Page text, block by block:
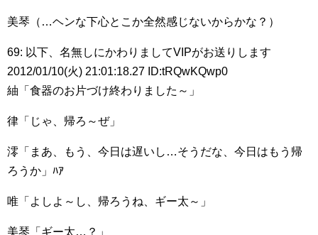
美琴（…ヘンな下心とこか全然感じないからかな？）
69: 以下、名無しにかわりましてVIPがお送りします
2012/01/10(火) 21:01:18.27 ID:tRQwKQwp0
紬「食器のお片づけ終わりました～」
律「じゃ、帰ろ～ぜ」
澪「まあ、もう、今日は遅いし…そうだな、今日はもう帰
ろうか」ﾊｱ
唯「よしよ～し、帰ろうね、ギー太～」
美琴「ギー太…？」